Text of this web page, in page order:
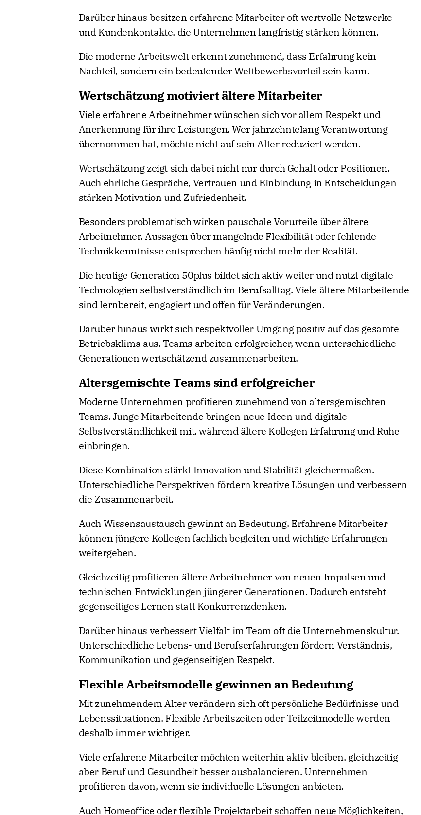
Darüber hinaus besitzen erfahrene Mitarbeiter oft wertvolle Netzwerke
und Kundenkontakte, die Unternehmen langfristig stärken können.
Die moderne Arbeitswelt erkennt zunehmend, dass Erfahrung kein
Nachteil, sondern ein bedeutender Wettbewerbsvorteil sein kann.
Wertschätzung motiviert ältere Mitarbeiter
Viele erfahrene Arbeitnehmer wünschen sich vor allem Respekt und
Anerkennung für ihre Leistungen. Wer jahrzehntelang Verantwortung
übernommen hat, möchte nicht auf sein Alter reduziert werden.
Wertschätzung zeigt sich dabei nicht nur durch Gehalt oder Positionen.
Auch ehrliche Gespräche, Vertrauen und Einbindung in Entscheidungen
stärken Motivation und Zufriedenheit.
Besonders problematisch wirken pauschale Vorurteile über ältere
Arbeitnehmer. Aussagen über mangelnde Flexibilität oder fehlende
Technikkenntnisse entsprechen häufig nicht mehr der Realität.
Die heutige Generation 50plus bildet sich aktiv weiter und nutzt digitale
Technologien selbstverständlich im Berufsalltag. Viele ältere Mitarbeitende
sind lernbereit, engagiert und offen für Veränderungen.
Darüber hinaus wirkt sich respektvoller Umgang positiv auf das gesamte
Betriebsklima aus. Teams arbeiten erfolgreicher, wenn unterschiedliche
Generationen wertschätzend zusammenarbeiten.
Altersgemischte Teams sind erfolgreicher
Moderne Unternehmen profitieren zunehmend von altersgemischten
Teams. Junge Mitarbeitende bringen neue Ideen und digitale
Selbstverständlichkeit mit, während ältere Kollegen Erfahrung und Ruhe
einbringen.
Diese Kombination stärkt Innovation und Stabilität gleichermaßen.
Unterschiedliche Perspektiven fördern kreative Lösungen und verbessern
die Zusammenarbeit.
Auch Wissensaustausch gewinnt an Bedeutung. Erfahrene Mitarbeiter
können jüngere Kollegen fachlich begleiten und wichtige Erfahrungen
weitergeben.
Gleichzeitig profitieren ältere Arbeitnehmer von neuen Impulsen und
technischen Entwicklungen jüngerer Generationen. Dadurch entsteht
gegenseitiges Lernen statt Konkurrenzdenken.
Darüber hinaus verbessert Vielfalt im Team oft die Unternehmenskultur.
Unterschiedliche Lebens- und Berufserfahrungen fördern Verständnis,
Kommunikation und gegenseitigen Respekt.
Flexible Arbeitsmodelle gewinnen an Bedeutung
Mit zunehmendem Alter verändern sich oft persönliche Bedürfnisse und
Lebenssituationen. Flexible Arbeitszeiten oder Teilzeitmodelle werden
deshalb immer wichtiger.
Viele erfahrene Mitarbeiter möchten weiterhin aktiv bleiben, gleichzeitig
aber Beruf und Gesundheit besser ausbalancieren. Unternehmen
profitieren davon, wenn sie individuelle Lösungen anbieten.
Auch Homeoffice oder flexible Projektarbeit schaffen neue Möglichkeiten,